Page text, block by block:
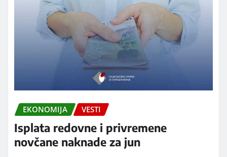
EKONOMIJA VESTI
Isplata redovne i privremene
novčane naknade za jun